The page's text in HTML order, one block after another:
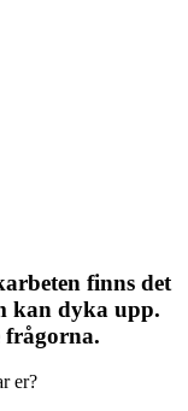
finns det
kan dyka upp.
frågorna.
er?